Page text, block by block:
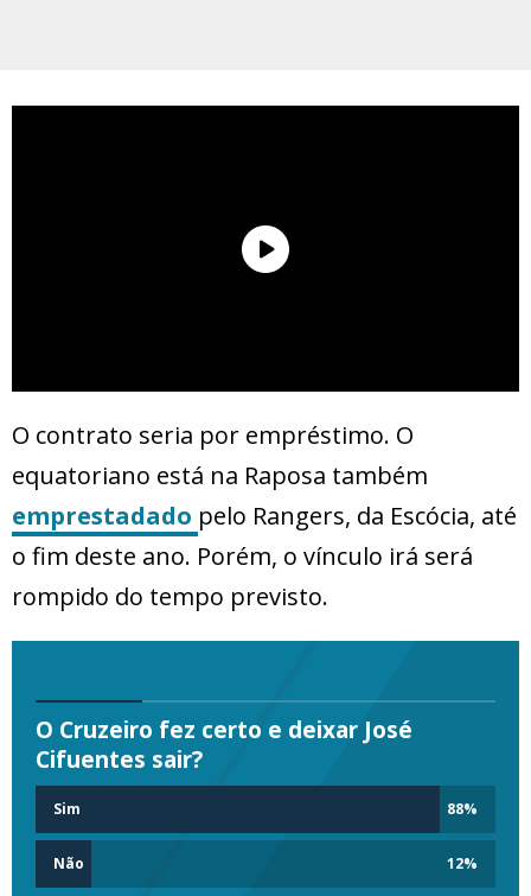
O contrato seria por empréstimo. O
equatoriano está na Raposa também
emprestadado pelo Rangers, da Escócia, até
o fim deste ano. Porém, o vínculo irá será
rompido do tempo previsto.
O Cruzeiro fez certo e deixar José
Cifuentes sair?
Sim 88%
Não 12%